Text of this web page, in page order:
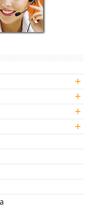
+
+
+
+